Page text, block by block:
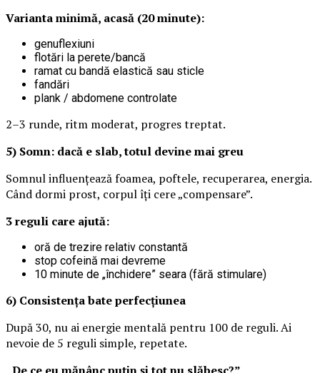
Varianta minimă, acasă (20 minute):
genuflexiuni
flotări la perete/bancă
ramat cu bandă elastică sau sticle
fandări
plank / abdomene controlate
2–3 runde, ritm moderat, progres treptat.
5) Somn: dacă e slab, totul devine mai greu
Somnul influențează foamea, poftele, recuperarea, energia.
Când dormi prost, corpul îți cere „compensare”.
3 reguli care ajută:
oră de trezire relativ constantă
stop cofeină mai devreme
10 minute de „închidere” seara (fără stimulare)
6) Consistența bate perfecțiunea
După 30, nu ai energie mentală pentru 100 de reguli. Ai
nevoie de 5 reguli simple, repetate.